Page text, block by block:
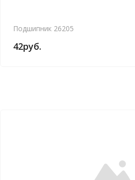
Подшипник 26205
42руб.